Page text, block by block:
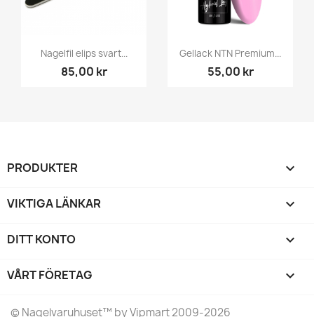
Nagelfil elips svart...
85,00 kr
Gellack NTN Premium...
55,00 kr
PRODUKTER 
VIKTIGA LÄNKAR 
DITT KONTO 
VÅRT FÖRETAG keyboard_arrow_down
© Nagelvaruhuset™ by Vipmart 2009-2026